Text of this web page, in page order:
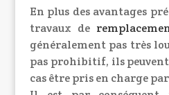
En plus des avantages
travaux de
généralement pas très
pas prohibitif, ils
cas être pris en charge par